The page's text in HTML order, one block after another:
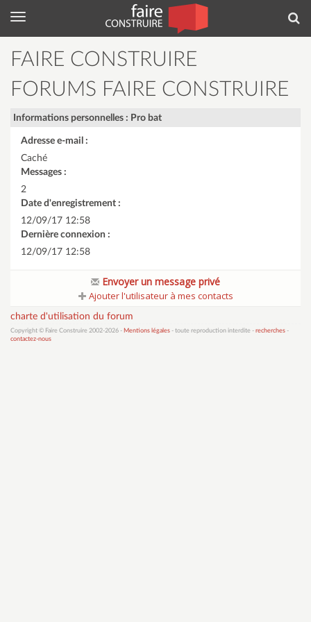
Menu
FAIRE CONSTRUIRE
FORUMS FAIRE CONSTRUIRE
Informations personnelles : Pro bat
Adresse e-mail :
Caché
Messages :
2
Date d'enregistrement :
12/09/17 12:58
Dernière connexion :
12/09/17 12:58
Envoyer un message privé
Ajouter l'utilisateur à mes contacts
charte d'utilisation du forum
Copyright © Faire Construire 2002-2026 - Mentions légales - toute reproduction interdite - recherches -
contactez-nous